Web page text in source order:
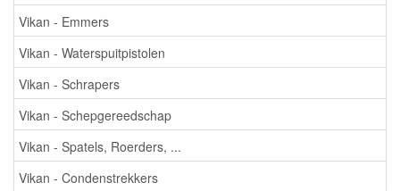
Vikan - Emmers
Vikan - Waterspuitpistolen
Vikan - Schrapers
Vikan - Schepgereedschap
Vikan - Spatels, Roerders, ...
Vikan - Condenstrekkers